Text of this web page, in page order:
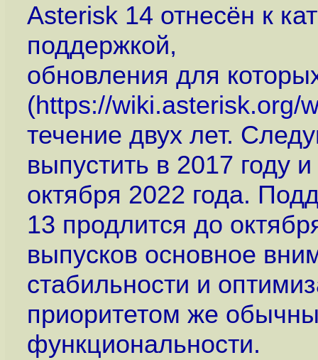
Asterisk 14 отнесён к
поддержкой,
обновления для
(https://wiki.asterisk.org/
течение двух лет.
выпустить в 2017 году
октября 2022 года.
13 продлится до
выпусков основное
стабильности и
приоритетом же
функциональности.